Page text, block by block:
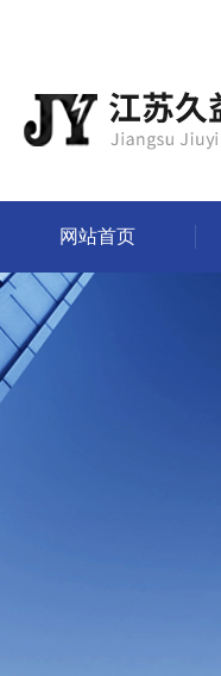
网站首页